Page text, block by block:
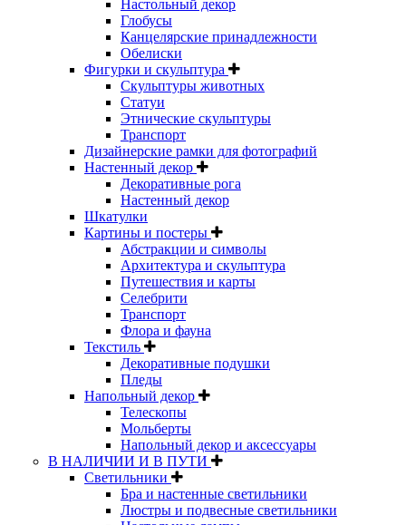
Настольный декор
Глобусы
Канцелярские принадлежности
Обелиски
Фигурки и скульптура
Скульптуры животных
Статуи
Этнические скульптуры
Транспорт
Дизайнерские рамки для фотографий
Настенный декор
Декоративные рога
Настенный декор
Шкатулки
Картины и постеры
Абстракции и символы
Архитектура и скульптура
Путешествия и карты
Селебрити
Транспорт
Флора и фауна
Текстиль
Декоративные подушки
Пледы
Напольный декор
Телескопы
Мольберты
Напольный декор и аксессуары
В НАЛИЧИИ И В ПУТИ
Светильники
Бра и настенные светильники
Люстры и подвесные светильники